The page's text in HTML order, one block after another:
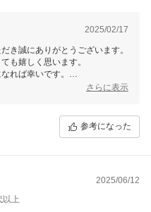
2025/02/17
き誠にありがとうございます。
も嬉しく思います。
れば幸いです。
品を提供できるよう、スタッフ
す。
さらに表示
参考になった
2025/06/12
以上